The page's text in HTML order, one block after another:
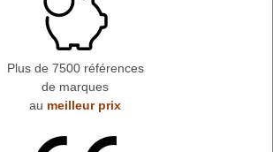
Plus de 7500 références
de marques
au meilleur prix